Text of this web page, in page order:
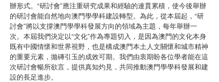
辦形式。“研討會”應注重研究成果和經驗的連貫累積，使今後舉辦
的研討會能自然地向澳門學學科建設轉型。為此，從本屆起，“研
討會”將以支撐澳門學學科發展方向的領域為主題，每年舉辦一
次。本屆我們決定以“文化”作為專題切入，是因為澳門的文化本身
既有中國情懷和世界視野，也是構成澳門本土人文關懷和城市精神
的重要元素，拋磚引玉的成效可期。我們由衷期盼各位學者能在這
次研討會暢所欲言，提供真知灼見，共同推動澳門學學科發展和建
設的長足進步。